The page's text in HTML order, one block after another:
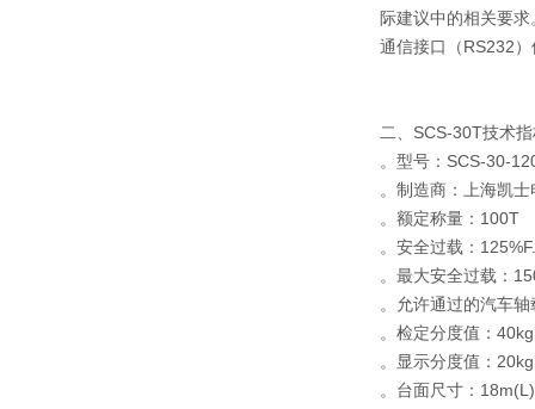
际建议中的相关要
通信接口（RS232
二、SCS-30T技术
。型号：SCS-30-
。制造商：上海凯
。额定称量：100T
。安全过载：
。最大安全过载：
。允许通过的汽车
。检定分度值：40kg
。显示分度值：20kg
。台面尺寸：